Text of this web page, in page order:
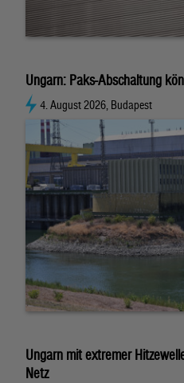
Ungarn: Paks-Abschaltung
4. August 2026, Budapest
Ungarn mit extremer
Netz